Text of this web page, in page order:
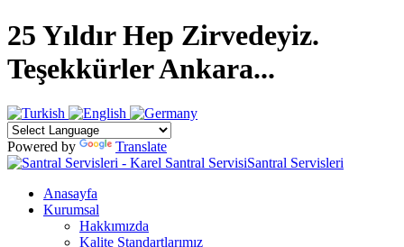
25 Yıldır Hep Zirvedeyiz.
Teşekkürler Ankara...
Powered by Translate
Anasayfa
Kurumsal
Hakkımızda
Kalite Standartlarımız